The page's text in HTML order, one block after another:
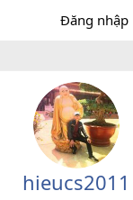
Đăng nhập
hieucs2011